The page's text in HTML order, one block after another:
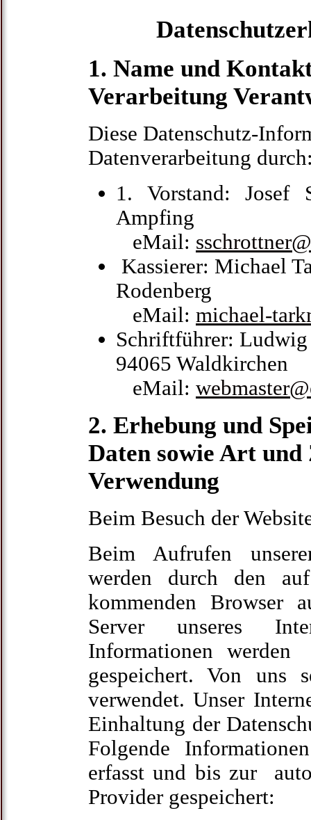
1. Name und
Verarbeitung
Diese Datenschutz-
Datenverarbeitung
1. Vorstand: Josef
Ampfing
eMail:
Kassierer: Michael
Rodenberg
eMail: michael-
Schriftführer: Ludwig
94065 Waldkirchen
eMail:
2. Erhebung und
Daten sowie Art und
Verwendung
Beim Besuch der
Beim Aufrufen
werden durch den
kommenden Browser
Server unseres
Informationen
gespeichert. Von uns
verwendet. Unser
Einhaltung der
Folgende
erfasst und bis zur
Provider gespeichert: